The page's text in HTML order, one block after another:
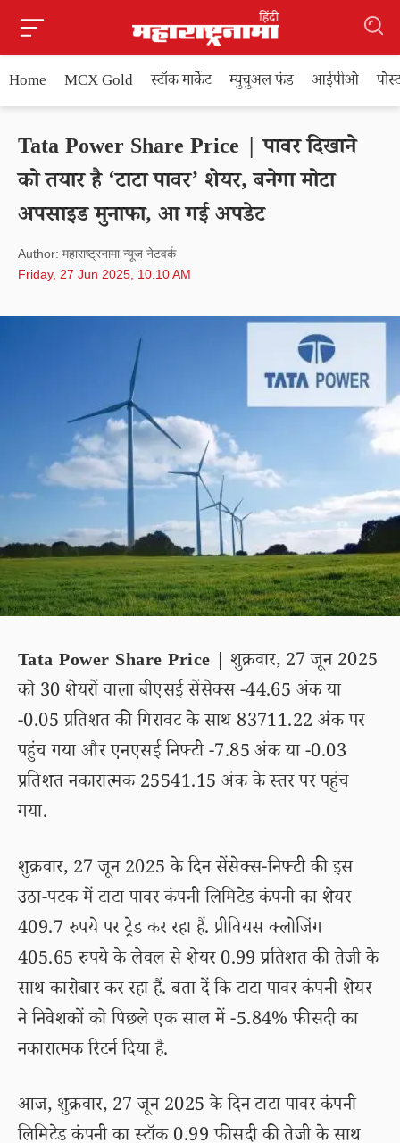
Home MCX Gold स्टॉक मार्केट म्युचुअल फंड आईपीओ
Tata Power Share Price | पावर दिखाने
को तयार है ‘टाटा पावर’ शेयर, बनेगा मोटा
अपसाइड मुनाफा, आ गई अपडेट
Author: महाराष्ट्रनामा न्यूज नेटवर्क
Friday, 27 Jun 2025, 10.10 AM
Tata Power Share Price | शुक्रवार, 27 जून 2025
को 30 शेयरों वाला बीएसई सेंसेक्स -44.65 अंक या
-0.05 प्रतिशत की गिरावट के साथ 83711.22 अंक पर
पहुंच गया और एनएसई निफ्टी -7.85 अंक या -0.03
प्रतिशत नकारात्मक 25541.15 अंक के स्तर पर पहुंच
गया.
शुक्रवार, 27 जून 2025 के दिन सेंसेक्स-निफ्टी की इस
उठा-पटक में टाटा पावर कंपनी लिमिटेड कंपनी का शेयर
409.7 रुपये पर ट्रेड कर रहा हैं. प्रीवियस क्लोजिंग
405.65 रुपये के लेवल से शेयर 0.99 प्रतिशत की तेजी के
साथ कारोबार कर रहा हैं. बता दें कि टाटा पावर कंपनी शेयर
ने निवेशकों को पिछले एक साल में -5.84% फीसदी का
नकारात्मक रिटर्न दिया है.
आज, शुक्रवार, 27 जून 2025 के दिन टाटा पावर कंपनी